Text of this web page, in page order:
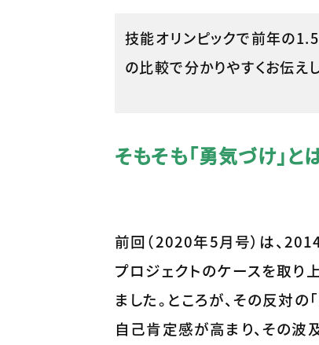
技能オリンピックで前年の1.5
の比較で分かりやすくお伝えし
そもそも「勇気づけ」と
前回（2020年5月号）は、
プロジェクトのケースを取り
ました。ところが、その反対
自己肯定感が高まり、その